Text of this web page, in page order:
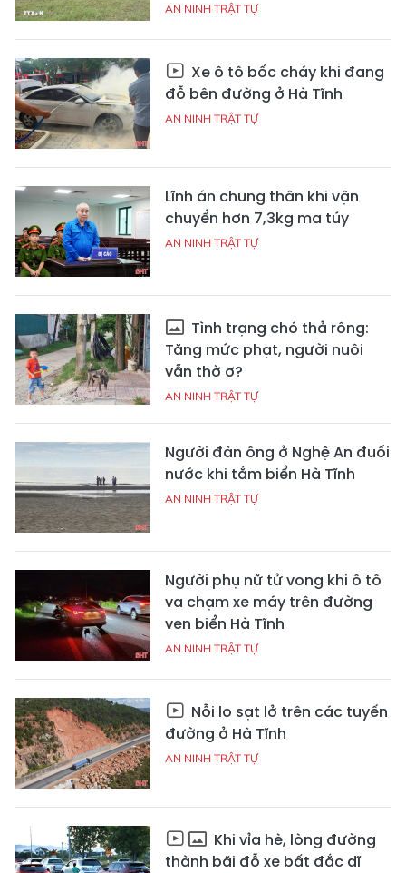
AN NINH TRẬT TỰ
Xe ô tô bốc cháy khi đang
đỗ bên đường ở Hà Tĩnh
AN NINH TRẬT TỰ
Lĩnh án chung thân khi vận
chuyển hơn 7,3kg ma túy
AN NINH TRẬT TỰ
Tình trạng chó thả rông:
Tăng mức phạt, người nuôi
vẫn thờ ơ?
AN NINH TRẬT TỰ
Người đàn ông ở Nghệ An đuối
nước khi tắm biển Hà Tĩnh
AN NINH TRẬT TỰ
Người phụ nữ tử vong khi ô tô
va chạm xe máy trên đường
ven biển Hà Tĩnh
AN NINH TRẬT TỰ
Nỗi lo sạt lở trên các tuyến
đường ở Hà Tĩnh
AN NINH TRẬT TỰ
Khi vỉa hè, lòng đường
thành bãi đỗ xe bất đắc dĩ